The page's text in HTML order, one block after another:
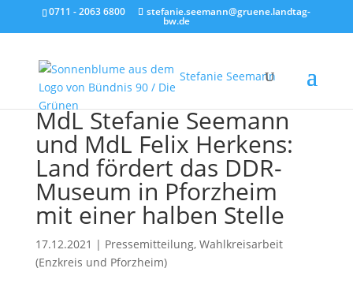
0711 - 2063 6800 stefanie.seemann@gruene.landtag-
bw.de
Stefanie Seemann
MdL Stefanie Seemann
und MdL Felix Herkens:
Land fördert das DDR-
Museum in Pforzheim
mit einer halben Stelle
17.12.2021 | Pressemitteilung, Wahlkreisarbeit
(Enzkreis und Pforzheim)